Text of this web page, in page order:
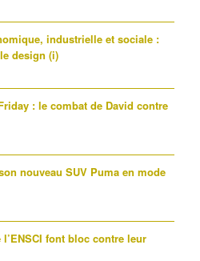
industrielle et sociale :
design (i)
: le combat de David contre
nouveau SUV Puma en mode
font bloc contre leur